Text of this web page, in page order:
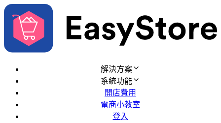
解決方案
系統功能
開店費用
電商小教室
登入